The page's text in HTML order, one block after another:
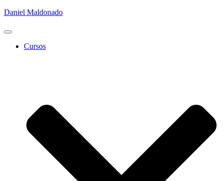
Daniel Maldonado
Cambiar
Cursos